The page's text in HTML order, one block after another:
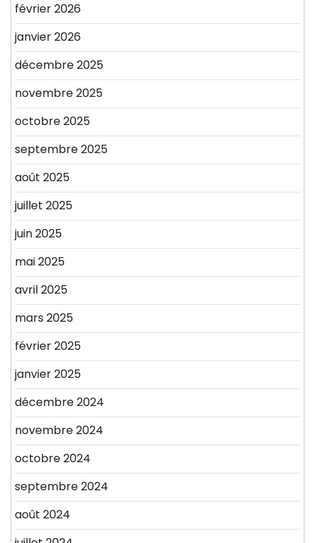
février 2026
janvier 2026
décembre 2025
novembre 2025
octobre 2025
septembre 2025
août 2025
juillet 2025
juin 2025
mai 2025
avril 2025
mars 2025
février 2025
janvier 2025
décembre 2024
novembre 2024
octobre 2024
septembre 2024
août 2024